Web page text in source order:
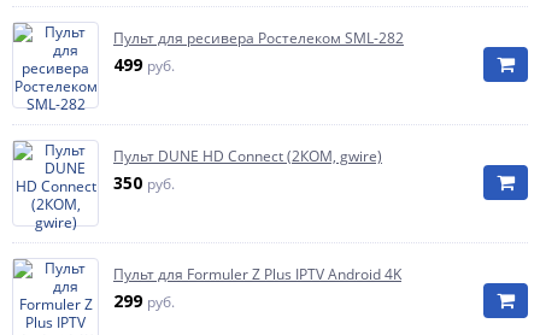
Пульт для ресивера Ростелеком SML-282
499 руб.
Пульт DUNE HD Connect (2КОМ, gwire)
350 руб.
Пульт для Formuler Z Plus IPTV Android 4K
299 руб.